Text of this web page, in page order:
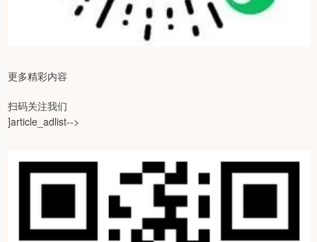
更多精彩内容
扫码关注我们
]article_adlist-->